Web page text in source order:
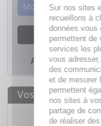
Momentanément
M'avertir dès
Ajouter à mes
Vos avantages
Des prix
Sur nos sites
recueillons à
données vous
permettent de
services les
vous
des
et de mesurer
permettent
nos sites à
partage de
de réaliser